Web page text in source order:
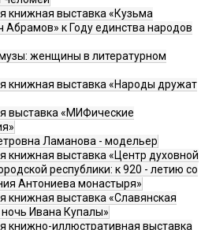
книжная выставка «Кузьма
Абрамов» к Году единства народов
женщины в литературном
книжная выставка «Народы дружат
выставка «МИФические
Ламанова - модельер
книжная выставка «Центр духовной
республики: к 920 - летию со
Антониева монастыря»
книжная выставка «Славянская
Ивана Купалы»
книжно-иллюстративная выставка